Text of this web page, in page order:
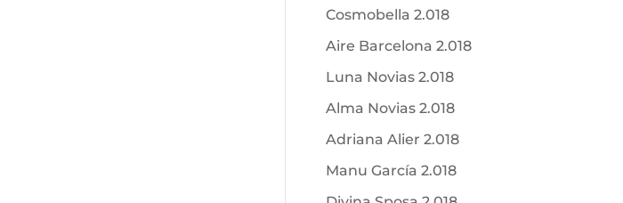
Cosmobella 2.018
Aire Barcelona 2.018
Luna Novias 2.018
Alma Novias 2.018
Adriana Alier 2.018
Manu García 2.018